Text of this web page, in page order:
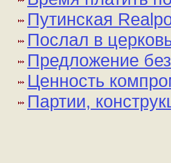
Путинская
Послал в
Предложение
Ценность
Партии,